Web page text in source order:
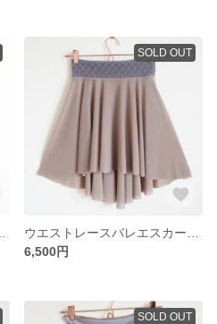
SOLD OUT
6,500円
SOLD OUT